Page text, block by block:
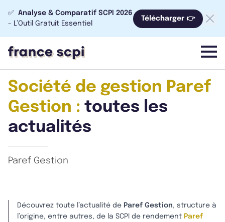
✅ Analyse & Comparatif SCPI 2026
- L’Outil Gratuit Essentiel
Télécharger 👉
menu
Société de gestion Paref
Gestion : toutes les
actualités
Paref Gestion
Découvrez toute l’actualité de Paref Gestion, structure à
l’origine, entre autres, de la SCPI de rendement Paref